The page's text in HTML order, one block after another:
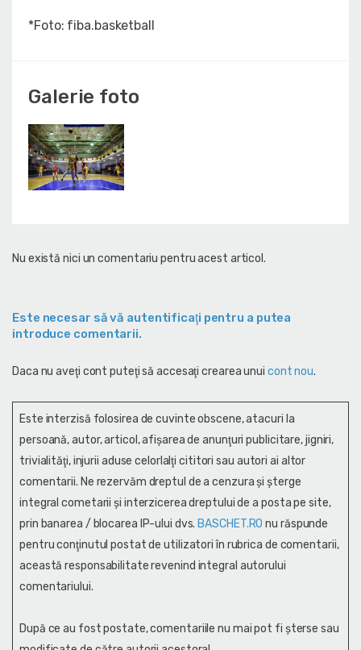
*Foto: fiba.basketball
Galerie foto
Nu există nici un comentariu pentru acest articol.
Este necesar să vă autentificaţi pentru a putea
introduce comentarii.
Daca nu aveţi cont puteţi să accesaţi crearea unui cont nou.
Este interzisă folosirea de cuvinte obscene, atacuri la
persoană, autor, articol, afişarea de anunţuri publicitare, jigniri,
trivialităţi, injurii aduse celorlalţi cititori sau autori ai altor
comentarii. Ne rezervăm dreptul de a cenzura și şterge
integral cometarii și interzicerea dreptului de a posta pe site,
prin banarea / blocarea IP-ului dvs. BASCHET.RO nu răspunde
pentru conţinutul postat de utilizatori în rubrica de comentarii,
această responsabilitate revenind integral autorului
comentariului.
După ce au fost postate, comentariile nu mai pot fi șterse sau